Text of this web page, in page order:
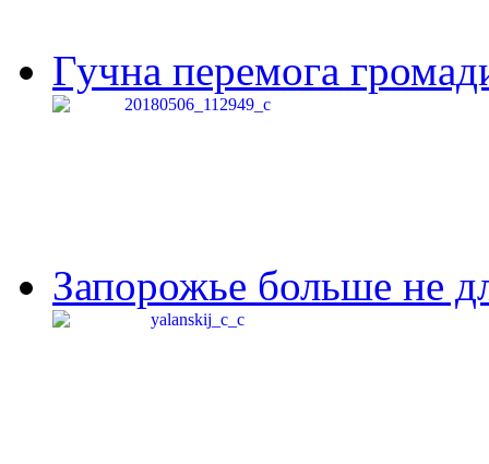
Гучна перемога
Запорожье больше не